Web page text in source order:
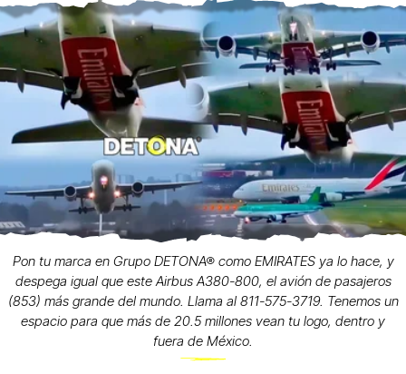
Pon tu marca en Grupo DETONA® como EMIRATES ya lo hace, y
despega igual que este Airbus A380-800, el avión de pasajeros
(853) más grande del mundo. Llama al 811-575-3719. Tenemos un
espacio para que más de 20.5 millones vean tu logo, dentro y
fuera de México.